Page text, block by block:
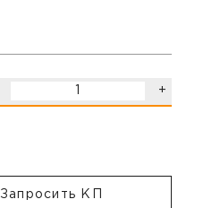
+
Запросить КП